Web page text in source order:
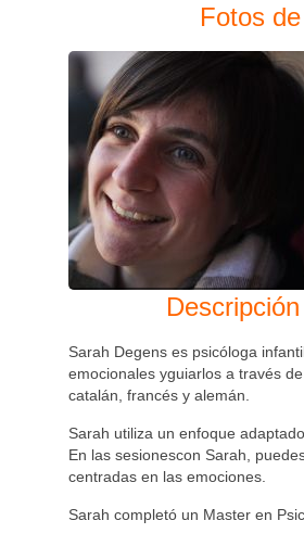
Fotos
Sarah Degens Psicóloga
Sarah Degens es psicóloga
emocionales yguiarlos a través
catalán, francés y alemán.
Sarah utiliza un enfoque
En las sesionescon Sarah,
centradas en las emociones.
Sarah completó un Master en